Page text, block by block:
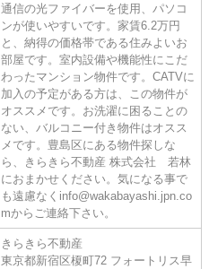
通信の光ファイバーを使用、パソコ
ンが使いやすいです。家賃6.2万円
と、納得の価格帯である住みよいお
部屋です。室内設備や機能性にこだ
わったマンション物件です。CATVに
加入の予定がある方は、この物件が
オススメです。お洗濯に困ることの
ない、バルコニー付き物件はオスス
メです。豊島区にある物件探しな
ら、きらきら不動産 株式会社 若林
におまかせください。気になる事で
も遠慮なくinfo@wakabayashi.jpn.co
mからご連絡下さい。
きらきら不動産
東京都新宿区榎町72 フォートリス早